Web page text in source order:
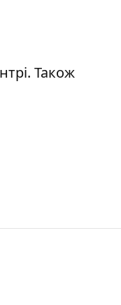
. Також